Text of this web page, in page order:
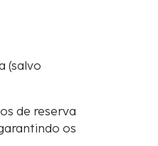
(salvo
de reserva
os